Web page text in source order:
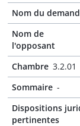
Nom du
Nom de
l'opposant
Chambre 3.2.01
Sommaire -
Dispositions
pertinentes